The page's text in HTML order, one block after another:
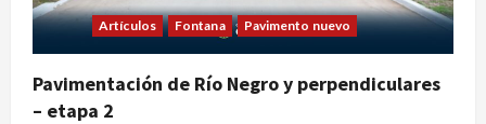
Artículos Fontana Pavimento nuevo
Pavimentación de Río Negro y perpendiculares
– etapa 2